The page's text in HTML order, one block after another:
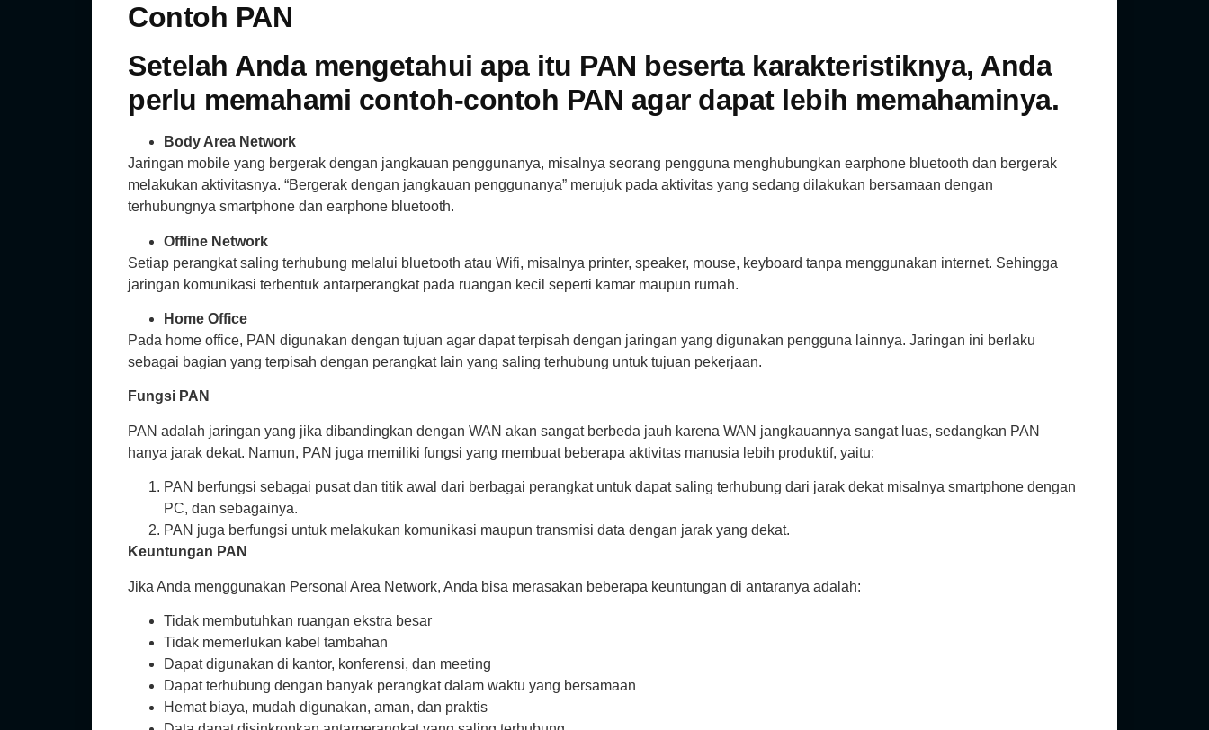
Contoh PAN
Setelah Anda mengetahui apa itu PAN beserta karakteristiknya, Anda
perlu memahami contoh-contoh PAN agar dapat lebih memahaminya.
Body Area Network
Jaringan mobile yang bergerak dengan jangkauan penggunanya, misalnya seorang pengguna menghubungkan earphone bluetooth dan bergerak
melakukan aktivitasnya. “Bergerak dengan jangkauan penggunanya” merujuk pada aktivitas yang sedang dilakukan bersamaan dengan
terhubungnya smartphone dan earphone bluetooth.
Offline Network
Setiap perangkat saling terhubung melalui bluetooth atau Wifi, misalnya printer, speaker, mouse, keyboard tanpa menggunakan internet. Sehingga
jaringan komunikasi terbentuk antarperangkat pada ruangan kecil seperti kamar maupun rumah.
Home Office
Pada home office, PAN digunakan dengan tujuan agar dapat terpisah dengan jaringan yang digunakan pengguna lainnya. Jaringan ini berlaku
sebagai bagian yang terpisah dengan perangkat lain yang saling terhubung untuk tujuan pekerjaan.
Fungsi PAN
PAN adalah jaringan yang jika dibandingkan dengan WAN akan sangat berbeda jauh karena WAN jangkauannya sangat luas, sedangkan PAN
hanya jarak dekat. Namun, PAN juga memiliki fungsi yang membuat beberapa aktivitas manusia lebih produktif, yaitu:
PAN berfungsi sebagai pusat dan titik awal dari berbagai perangkat untuk dapat saling terhubung dari jarak dekat misalnya smartphone dengan
PC, dan sebagainya.
PAN juga berfungsi untuk melakukan komunikasi maupun transmisi data dengan jarak yang dekat.
Keuntungan PAN
Jika Anda menggunakan Personal Area Network, Anda bisa merasakan beberapa keuntungan di antaranya adalah:
Tidak membutuhkan ruangan ekstra besar
Tidak memerlukan kabel tambahan
Dapat digunakan di kantor, konferensi, dan meeting
Dapat terhubung dengan banyak perangkat dalam waktu yang bersamaan
Hemat biaya, mudah digunakan, aman, dan praktis